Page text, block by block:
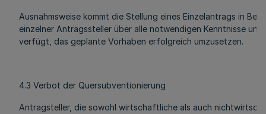
Ausnahmsweise kommt die Stellung eines Einzelantrags in
einzelner Antragssteller über alle notwendigen Kenntnisse und
verfügt, das geplante Vorhaben erfolgreich umzusetzen.
4.3 Verbot der Quersubventionierung
Antragsteller, die sowohl wirtschaftliche als auch